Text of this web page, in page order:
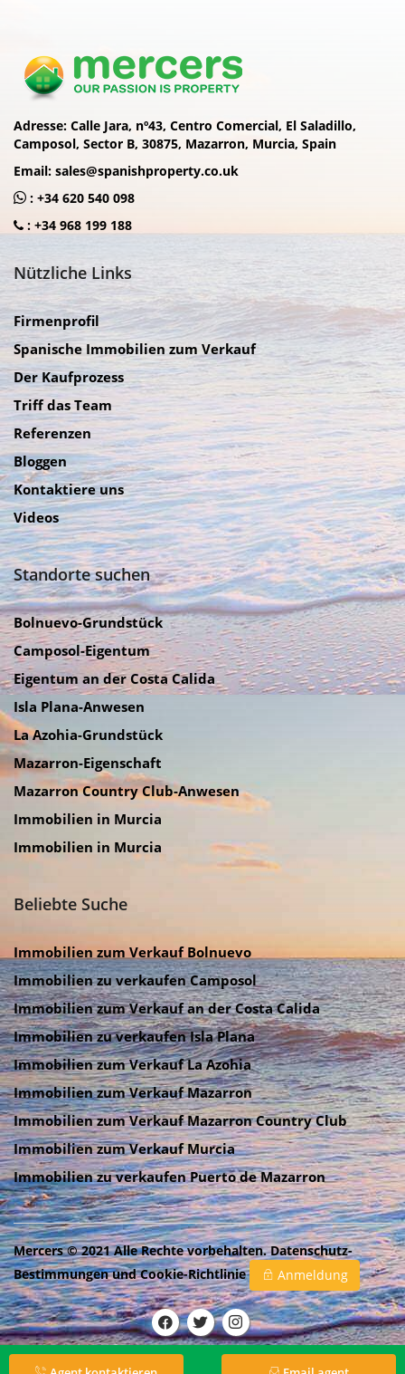
Adresse: Calle Jara, nº43, Centro Comercial, El Saladillo,
Camposol, Sector B, 30875, Mazarron, Murcia, Spain
Email: sales@spanishproperty.co.uk
: +34 620 540 098
: +34 968 199 188
Nützliche Links
Firmenprofil
Spanische Immobilien zum Verkauf
Der Kaufprozess
Triff das Team
Referenzen
Bloggen
Kontaktiere uns
Videos
Standorte suchen
Bolnuevo-Grundstück
Camposol-Eigentum
Eigentum an der Costa Calida
Isla Plana-Anwesen
La Azohia-Grundstück
Mazarron-Eigenschaft
Mazarron Country Club-Anwesen
Immobilien in Murcia
Immobilien in Murcia
Beliebte Suche
Immobilien zum Verkauf Bolnuevo
Immobilien zu verkaufen Camposol
Immobilien zum Verkauf an der Costa Calida
Immobilien zu verkaufen Isla Plana
Immobilien zum Verkauf La Azohia
Immobilien zum Verkauf Mazarron
Immobilien zum Verkauf Mazarron Country Club
Immobilien zum Verkauf Murcia
Immobilien zu verkaufen Puerto de Mazarron
Mercers © 2021 Alle Rechte vorbehalten.Datenschutz-
BestimmungenundCookie-Richtlinie Anmeldung